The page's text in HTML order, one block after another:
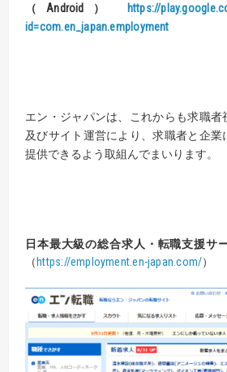
（Android）
https://
id=com.en_japan.employment
エン・ジャパンは、これからも求職
及びサイト運営により、求職者と企業
提供できるよう取組んでまいります。
日本最大級の総合求人・転職支援サ
（https://employment.en-japan.com/）